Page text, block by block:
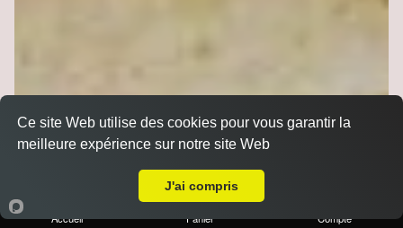
Accueil Panier Compte
Ce site Web utilise des cookies pour vous garantir la
meilleure expérience sur notre site Web
J'ai compris